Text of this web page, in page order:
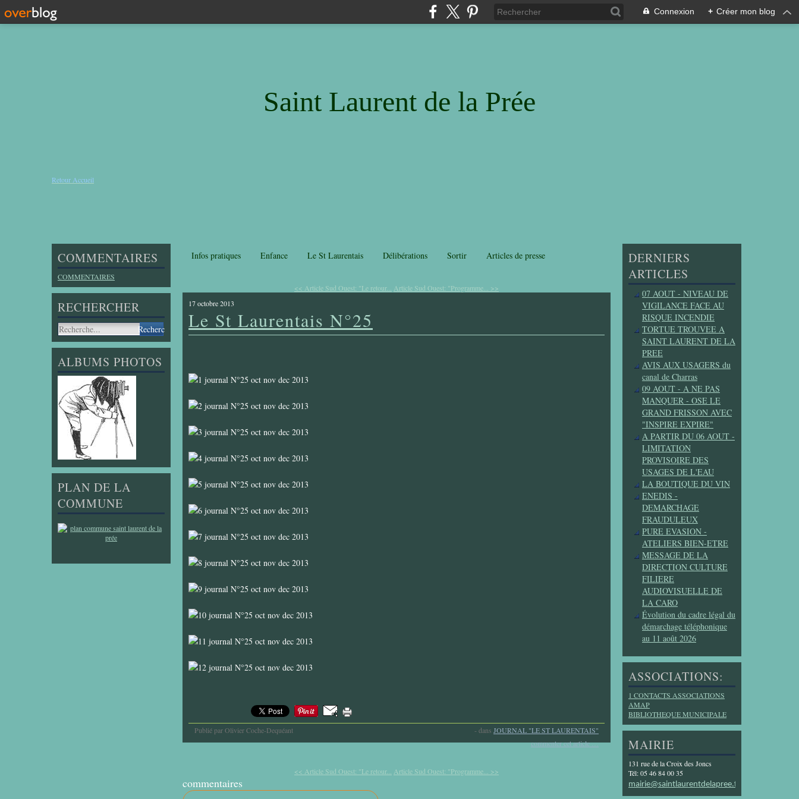
Connexion + Créer mon blog
Saint Laurent de la Prée
Retour Accueil
COMMENTAIRES
COMMENTAIRES
RECHERCHER
ALBUMS PHOTOS
PLAN DE LA
COMMUNE
Infos pratiques Enfance Le St Laurentais Délibérations Sortir Articles de presse
<< Article Sud Ouest: "Le retour...
Article Sud Ouest: "Programme... >>
17 octobre 2013
Le St Laurentais N°25
Publié par Olivier Coche-Dequéant - dans JOURNAL "LE ST LAURENTAIS"
commenter cet article…
<< Article Sud Ouest: "Le retour... Article Sud Ouest: "Programme... >>
commentaires
DERNIERS
ARTICLES
07 AOUT - NIVEAU DE
VIGILANCE FACE AU
RISQUE INCENDIE
TORTUE TROUVEE A
SAINT LAURENT DE LA
PREE
AVIS AUX USAGERS du
canal de Charras
09 AOUT - A NE PAS
MANQUER - OSE LE
GRAND FRISSON AVEC
"INSPIRE EXPIRE"
A PARTIR DU 06 AOUT -
LIMITATION
PROVISOIRE DES
USAGES DE L'EAU
LA BOUTIQUE DU VIN
ENEDIS -
DEMARCHAGE
FRAUDULEUX
PURE EVASION -
ATELIERS BIEN-ETRE
MESSAGE DE LA
DIRECTION CULTURE
FILIERE
AUDIOVISUELLE DE
LA CARO
Évolution du cadre légal du
démarchage téléphonique
au 11 août 2026
ASSOCIATIONS:
1 CONTACTS ASSOCIATIONS
AMAP
BIBLIOTHEQUE MUNICIPALE
MAIRIE
131 rue de la Croix des Joncs
Tél: 05 46 84 00 35
mairie@saintlaurentdelapree.fr